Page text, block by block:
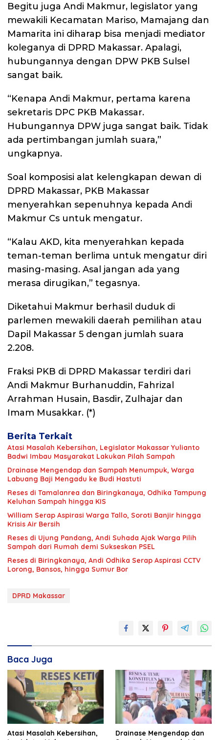
Begitu juga Andi Makmur, legislator yang
mewakili Kecamatan Mariso, Mamajang dan
Mamarita ini diharap bisa menjadi mediator
koleganya di DPRD Makassar. Apalagi,
hubungannya dengan DPW PKB Sulsel
sangat baik.
“Kenapa Andi Makmur, pertama karena
sekretaris DPC PKB Makassar.
Hubungannya DPW juga sangat baik. Tidak
ada pertimbangan jumlah suara,”
ungkapnya.
Soal komposisi alat kelengkapan dewan di
DPRD Makassar, PKB Makassar
menyerahkan sepenuhnya kepada Andi
Makmur Cs untuk mengatur.
“Kalau AKD, kita menyerahkan kepada
teman-teman berlima untuk mengatur diri
masing-masing. Asal jangan ada yang
merasa dirugikan,” tegasnya.
Diketahui Makmur berhasil duduk di
parlemen mewakili daerah pemilihan atau
Dapil Makassar 5 dengan jumlah suara
2.208.
Fraksi PKB di DPRD Makassar terdiri dari
Andi Makmur Burhanuddin, Fahrizal
Arrahman Husain, Basdir, Zulhajar dan
Imam Musakkar. (*)
Berita Terkait
Atasi Masalah Kebersihan, Legislator Makassar Yulianto
Badwi Imbau Masyarakat Lakukan Pilah Sampah
Drainase Mengendap dan Sampah Menumpuk, Warga
Labuang Baji Mengadu ke Budi Hastuti
Reses di Tamalanrea dan Biringkanaya, Odhika Tampung
Keluhan Sampah hingga KIS
William Serap Aspirasi Warga Tallo, Soroti Banjir hingga
Krisis Air Bersih
Reses di Ujung Pandang, Andi Suhada Ajak Warga Pilih
Sampah dari Rumah demi Sukseskan PSEL
Reses di Biringkanaya, Andi Odhika Serap Aspirasi CCTV
Lorong, Bansos, hingga Sumur Bor
DPRD Makassar
Baca Juga
Atasi Masalah Kebersihan,
Drainase Mengendap dan